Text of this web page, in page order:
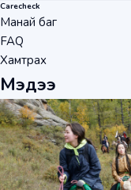
Carecheck
Манай баг
FAQ
Хамтрах
Мэдээ